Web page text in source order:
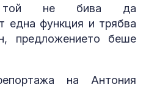
той не бива да
една функция и трябва
предложението беше
на Антония